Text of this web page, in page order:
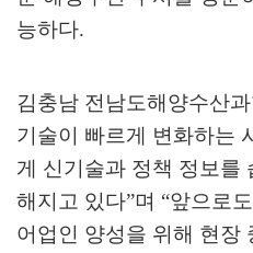
능하다.
김충남 전남도해양수산
기술이 빠르게 변화하는
게 신기술과 정책 정보를
해지고 있다”며 “앞으로
어업인 양성을 위해 현장